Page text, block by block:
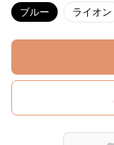
ブルー ライオン